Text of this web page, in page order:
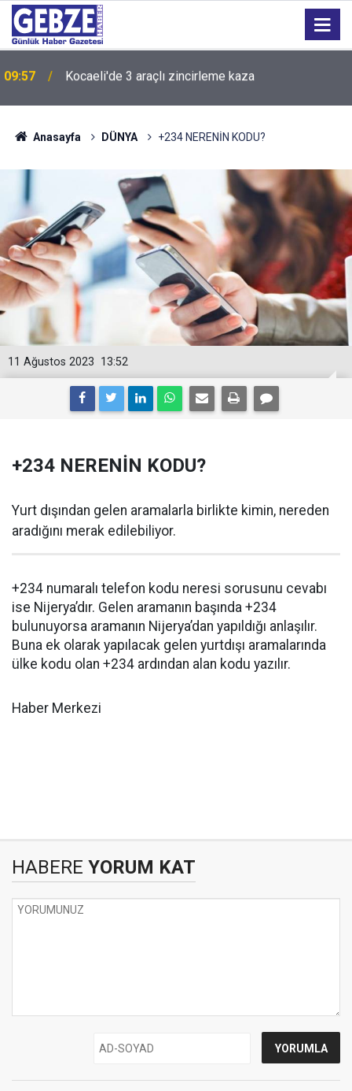
09:55 Yeşil-siyahlılar yeni sezonu coşkuyla açtı
Anasayfa DÜNYA +234 NERENİN KODU?
13:52
11 Ağustos 2023
+234 NERENİN KODU?
Yurt dışından gelen aramalarla birlikte kimin, nereden
aradığını merak edilebiliyor.
+234 numaralı telefon kodu neresi sorusunu cevabı
ise Nijerya’dır. Gelen aramanın başında +234
bulunuyorsa aramanın Nijerya’dan yapıldığı anlaşılır.
Buna ek olarak yapılacak gelen yurtdışı aramalarında
ülke kodu olan +234 ardından alan kodu yazılır.
Haber Merkezi
HABERE YORUM KAT